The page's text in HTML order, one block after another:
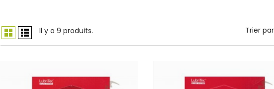
Il y a 9 produits. Trier